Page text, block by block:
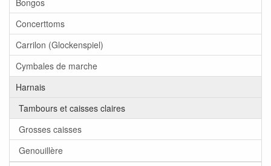
Bongos
Concerttoms
Carrilon (Glockenspiel)
Cymbales de marche
Harnais
Tambours et caisses claires
Grosses caisses
Genouillère